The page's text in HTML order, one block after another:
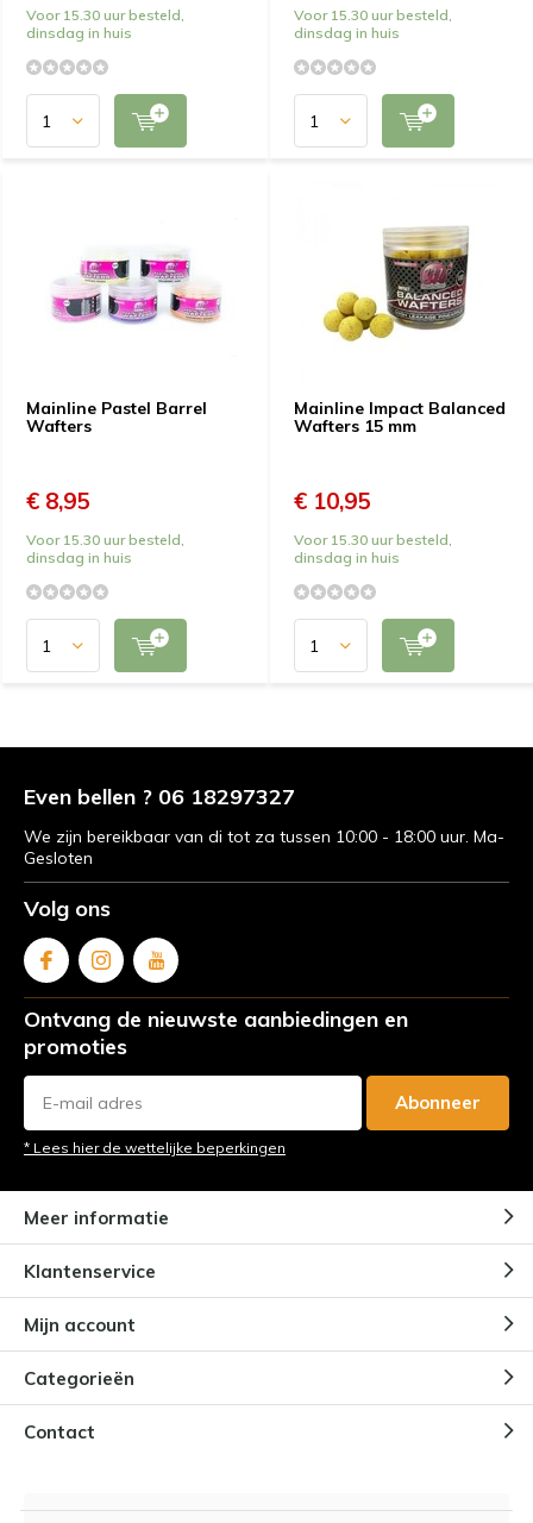
Voor 15.30 uur besteld,
dinsdag in huis
Voor 15.30 uur besteld,
dinsdag in huis
Mainline Pastel Barrel
Wafters
€ 8,95
Voor 15.30 uur besteld,
dinsdag in huis
Mainline Impact Balanced
Wafters 15 mm
€ 10,95
Voor 15.30 uur besteld,
dinsdag in huis
Even bellen ? 06 18297327
We zijn bereikbaar van di tot za tussen 10:00 - 18:00 uur. Ma-
Gesloten
Volg ons
Ontvang de nieuwste aanbiedingen en
promoties
Abonneer
* Lees hier de wettelijke beperkingen
Meer informatie
Klantenservice
Mijn account
Categorieën
Contact